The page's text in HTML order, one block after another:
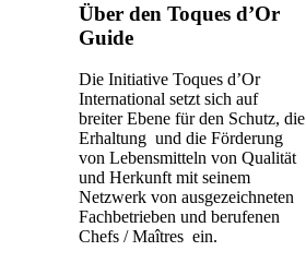
Über den Toques d’Or
Guide
Die Initiative Toques d’Or
International setzt sich auf
breiter Ebene für den Schutz, die
Erhaltung und die Förderung
von Lebensmitteln von Qualität
und Herkunft mit seinem
Netzwerk von ausgezeichneten
Fachbetrieben und berufenen
Chefs / Maîtres ein.